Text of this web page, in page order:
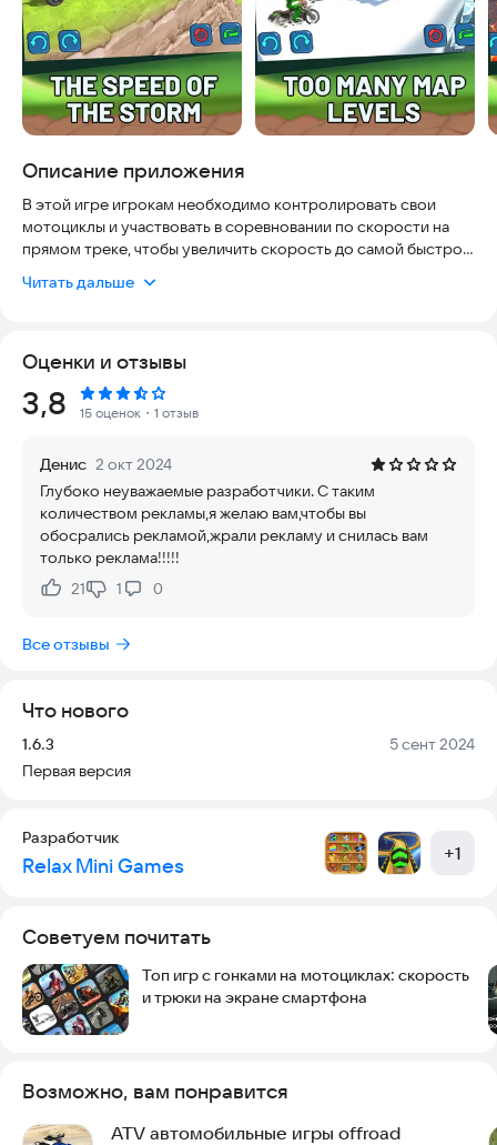
Описание приложения
В этой игре игрокам необходимо контролировать свои
мотоциклы и участвовать в соревновании по скорости на
прямом треке, чтобы увеличить скорость до самой быстрой
заключается в Том, чтобы найти лучшее время ускорения и
Кроме того, участники должны тщательно избегать
препятствий для предотвращения конфликтов и замедлять
Вы можете использовать различные методы, чтобы
справиться с очень опасными уровнями, такими как высокие
горы и снег. Есть различные мотоциклы в игре, и вы можете
выбрать из них по желанию.
В игре игроки могут соревноваться на различных
маршрутах, в полной мере используя свою скорость и
Читать дальше
Оценки и отзывы
Рейтинг:
3,8 15 оценок ・1 отзыв
Денис 2 окт 2024
Глубоко неуважаемые разработчики. С таким
количеством рекламы,я желаю вам,чтобы вы
обосрались рекламой,жрали рекламу и снилась вам
только реклама!!!!!
Нравится:
21Не нравится:
1 0
Все отзывы
Что нового
Версия:
1.6.3 Дата:
5 сент 2024
Первая версия
Разработчик
Relax Mini Games +1
Советуем почитать
Топ игр с гонками на мотоциклах: скорость
и трюки на экране смартфона
Возможно, вам понравится
ATV автомобильные игры offroad